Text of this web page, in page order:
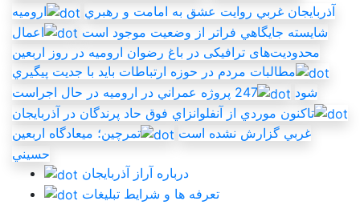
آذربايجان غربي روايت عشق به امامت و رهبري
اروميه
شايسته جايگاهي فراتر از وضعيت موجود است
اعمال
محدودیت‌های ترافیکی در باغ رضوان ارومیه در روز اربعین
مطالبات مردم در حوزه ارتباطات بايد با جديت پيگيري
شود
247 پروژه عمراني در اروميه در حال اجراست
تاکنون موردي از آنفلوانزاي فوق حاد پرندگان در آذربايجان
غربي گزارش نشده است
تمرچين؛ ميعادگاه اربعين
حسيني
درباره آراز آذربایجان
تعرفه ها و شرایط تبلیغات